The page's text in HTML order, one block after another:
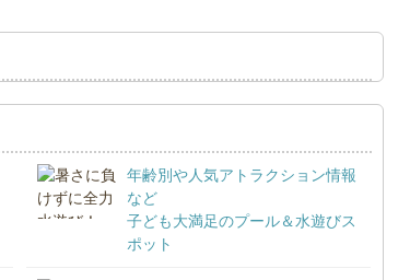
年齢別や人気アトラクション情報
など
子ども大満足のプール＆水遊びス
ポット